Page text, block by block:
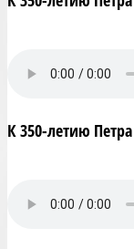
К 350-летию